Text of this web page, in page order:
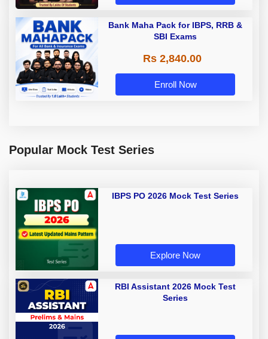
Bank Maha Pack for IBPS, RRB &
SBI Exams
Rs 2,840.00
Enroll Now
Popular Mock Test Series
IBPS PO 2026 Mock Test Series
Explore Now
RBI Assistant 2026 Mock Test
Series